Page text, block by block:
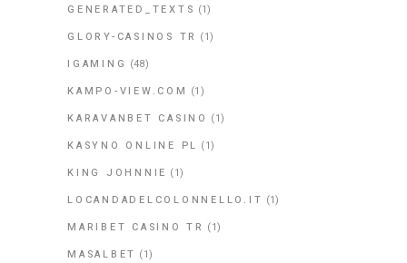
GENERATED_TEXTS (1)
GLORY-CASINOS TR (1)
IGAMING (48)
KAMPO-VIEW.COM (1)
KARAVANBET CASINO (1)
KASYNO ONLINE PL (1)
KING JOHNNIE (1)
LOCANDADELCOLONNELLO.IT (1)
MARIBET CASINO TR (1)
MASALBET (1)